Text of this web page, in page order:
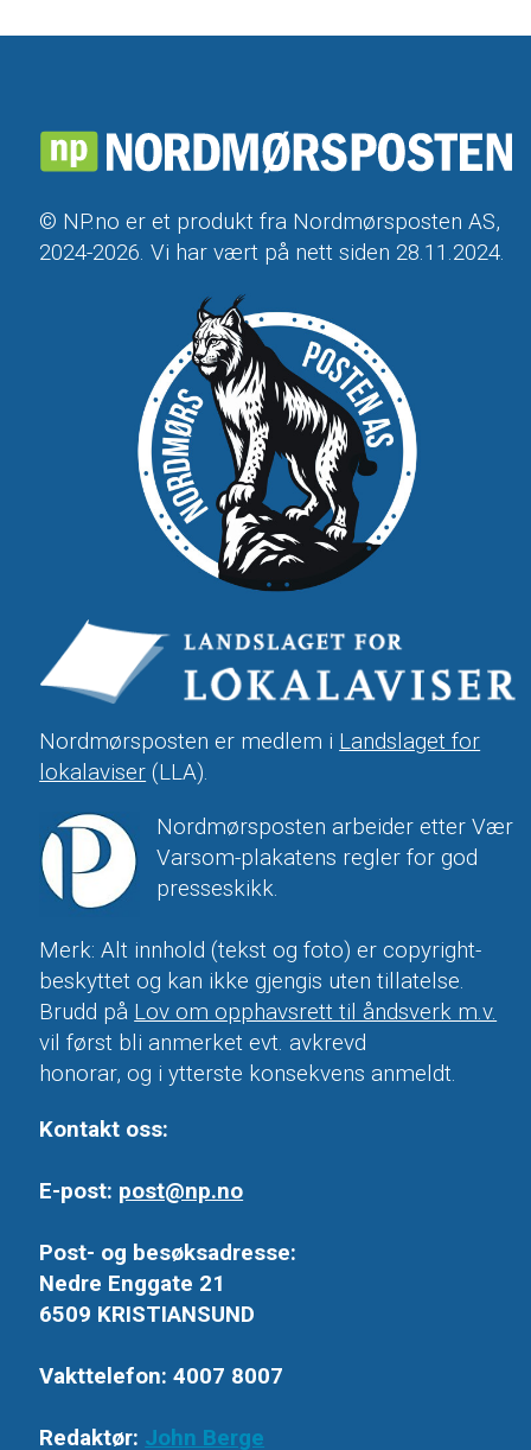
© NP.no er et produkt fra Nordmørsposten AS,
2024-2026. Vi har vært på nett siden 28.11.2024.
Nordmørsposten er medlem i Landslaget for
lokalaviser (LLA).
Nordmørsposten arbeider etter Vær
Varsom-plakatens regler for god
presseskikk.
Merk: Alt innhold (tekst og foto) er copyright-
beskyttet og kan ikke gjengis uten tillatelse.
Brudd på Lov om opphavsrett til åndsverk m.v.
vil først bli anmerket evt. avkrevd
honorar, og i ytterste konsekvens anmeldt.
Kontakt oss:
E-post: post@np.no
Post- og besøksadresse:
Nedre Enggate 21
6509 KRISTIANSUND
Vakttelefon: 4007 8007
Redaktør: John Berge